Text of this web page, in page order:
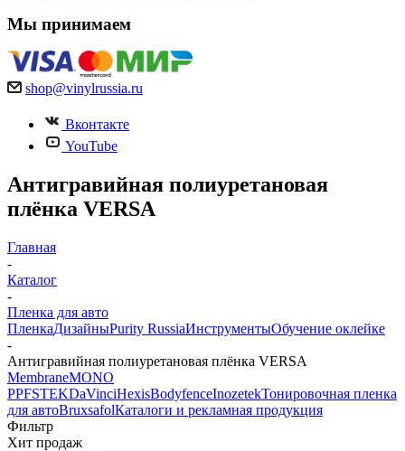
Мы принимаем
shop@vinylrussia.ru
Вконтакте
YouTube
Антигравийная полиуретановая
плёнка VERSA
Главная
-
Каталог
-
Пленка для авто
ПленкаДизайныPurity RussiaИнструментыОбучение оклейке
-
Антигравийная полиуретановая плёнка VERSA
MembraneMONO
PPFSTEKDaVinciHexisBodyfenceInozetekТонировочная пленка
для автоBruxsafolКаталоги и рекламная продукция
Фильтр
Хит продаж